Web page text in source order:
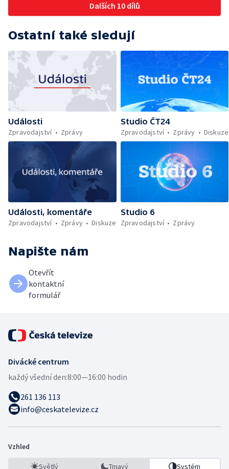
Dalších 10 dílů
Ostatní také sledují
Události
Zpravodajství
Zprávy
Studio ČT24
Zpravodajství
Zprávy Diskuze
Události, komentáře
Zpravodajství
Zprávy Diskuze
Studio 6
Zpravodajství
Zprávy
Napište nám
Otevřít
kontaktní
formulář
Divácké centrum
každý všední den:8:00—16:00 hodin
261 136 113
info@ceskatelevize.cz
Vzhled
Světlý Tmavý Systém